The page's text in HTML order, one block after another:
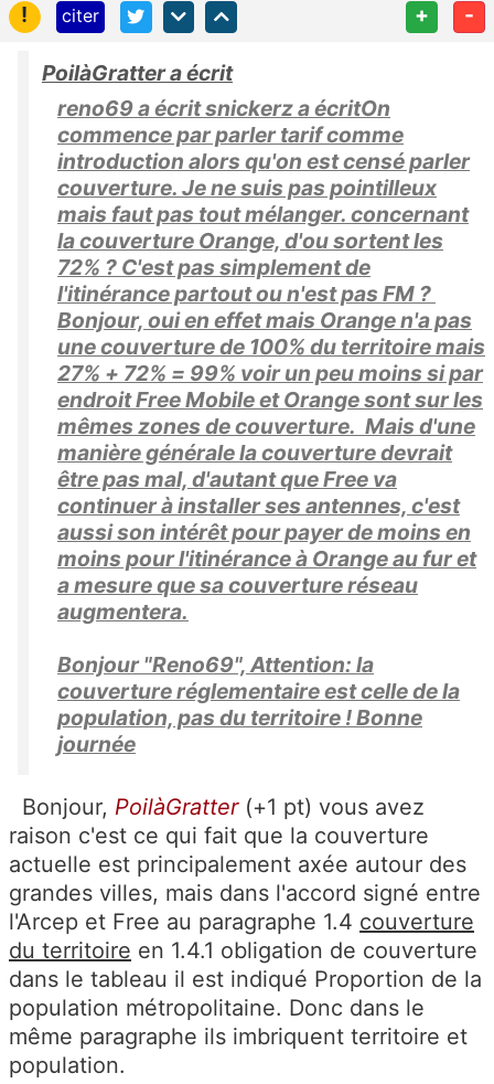
!
citer + -
PoilàGratter a écrit
reno69 a écrit snickerz a écritOn
commence par parler tarif comme
introduction alors qu'on est censé parler
couverture. Je ne suis pas pointilleux
mais faut pas tout mélanger. concernant
la couverture Orange, d'ou sortent les
72% ? C'est pas simplement de
l'itinérance partout ou n'est pas FM ?
Bonjour, oui en effet mais Orange n'a pas
une couverture de 100% du territoire mais
27% + 72% = 99% voir un peu moins si par
endroit Free Mobile et Orange sont sur les
mêmes zones de couverture. Mais d'une
manière générale la couverture devrait
être pas mal, d'autant que Free va
continuer à installer ses antennes, c'est
aussi son intérêt pour payer de moins en
moins pour l'itinérance à Orange au fur et
a mesure que sa couverture réseau
augmentera.
Bonjour "Reno69", Attention: la
couverture réglementaire est celle de la
population, pas du territoire ! Bonne
journée
Bonjour, PoilàGratter(+1 pt) vous avez
raison c'est ce qui fait que la couverture
actuelle est principalement axée autour des
grandes villes, mais dans l'accord signé entre
l'Arcep et Free au paragraphe 1.4 couverture
du territoire en 1.4.1 obligation de couverture
dans le tableau il est indiqué Proportion de la
population métropolitaine. Donc dans le
même paragraphe ils imbriquent territoire et
population.